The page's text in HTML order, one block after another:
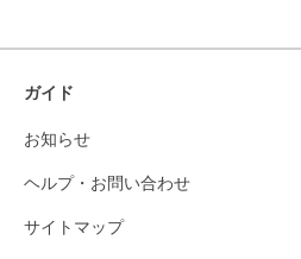
ガイド
お知らせ
ヘルプ・お問い合わせ
サイトマップ